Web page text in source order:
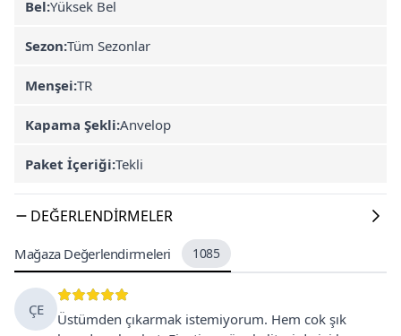
Bel:Yüksek Bel
Sezon:Tüm Sezonlar
Menşei:TR
Kapama Şekli:Anvelop
Paket İçeriği:Tekli
DEĞERLENDIRMELER
Mağaza Değerlendirmeleri 1085
ÇE
Üstümden çıkarmak istemiyorum. Hem cok şık